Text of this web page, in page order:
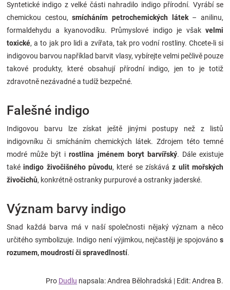
Syntetické indigo z velké části nahradilo indigo přírodní. Vyrábí se
chemickou cestou,smícháním petrochemických látek– anilinu,
formaldehydu a kyanovodíku. Průmyslové indigo je však velmi
toxické, a to jak pro lidi a zvířata, tak pro vodní rostliny. Chcete-li si
indigovou barvou například barvit vlasy, vybírejte velmi pečlivě pouze
takové produkty, které obsahují přírodní indigo, jen to je totiž
zdravotně nezávadné a tudíž bezpečné.
Falešné indigo
Indigovou barvu lze získat ještě jinými postupy než z listů
indigovníku či smícháním chemických látek. Zdrojem této temné
modré může být irostlina jménem boryt barvířský. Dále existuje
takéindigo živočišného původu, které se získáváz ulit mořských
živočichů, konkrétně ostranky purpurové a ostranky jaderské.
Význam barvy indigo
Snad každá barva má v naší společnosti nějaký význam a něco
určitého symbolizuje. Indigo není výjimkou, nejčastěji je spojováno s
rozumem, moudrostí či spravedlností.
Pro Dudlu napsala: Andrea Bělohradská | Edit: Andrea B.